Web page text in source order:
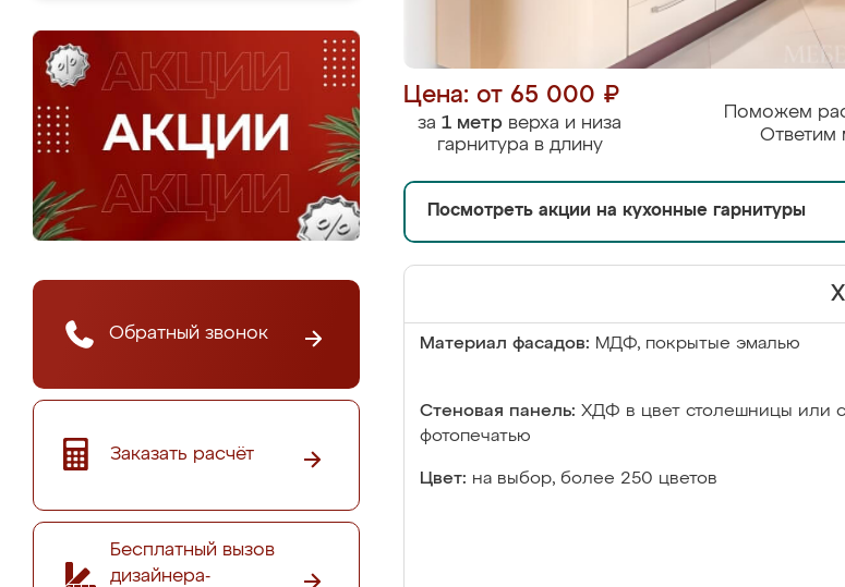
Обратный звонок
Заказать расчёт
Бесплатный вызов
дизайнера-
Цена: от 65 000 ₽
за 1 метр верха и низа
гарнитура в длину
Поможем
Ответим
Посмотреть акции на кухонные гарнитуры
Материал фасадов: МДФ, покрытые эмалью
Стеновая панель: ХДФ в цвет столешницы или с
фотопечатью
Цвет: на выбор, более 250 цветов